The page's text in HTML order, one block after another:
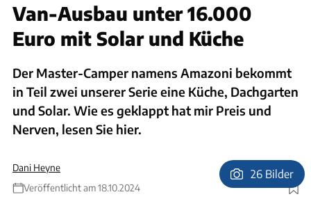
Van-Ausbau unter 16.000
Euro mit Solar und Küche
Der Master-Camper namens Amazoni bekommt
in Teil zwei unserer Serie eine Küche, Dachgarten
und Solar. Wie es geklappt hat mir Preis und
Nerven, lesen Sie hier.
Dani Heyne
Veröffentlicht am 18.10.2024
Foto: Dani Heyne
26 Bilder